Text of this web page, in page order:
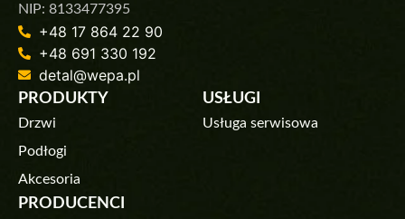
NIP: 8133477395
+48 17 864 22 90
+48 691 330 192
detal@wepa.pl
PRODUKTY
Drzwi
Podłogi
Akcesoria
USŁUGI
Usługa serwisowa
PRODUCENCI